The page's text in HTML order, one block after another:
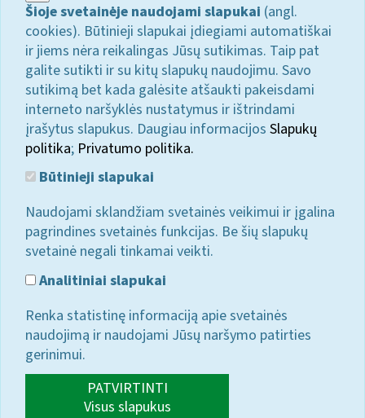
Šioje svetainėje naudojami slapukai (angl.
cookies). Būtinieji slapukai įdiegiami automatiškai
ir jiems nėra reikalingas Jūsų sutikimas. Taip pat
galite sutikti ir su kitų slapukų naudojimu. Savo
sutikimą bet kada galėsite atšaukti pakeisdami
interneto naršyklės nustatymus ir ištrindami
įrašytus slapukus. Daugiau informacijos Slapukų
politika; Privatumo politika.
Būtinieji slapukai
Naudojami sklandžiam svetainės veikimui ir įgalina
pagrindines svetainės funkcijas. Be šių slapukų
svetainė negali tinkamai veikti.
Analitiniai slapukai
Renka statistinę informaciją apie svetainės
naudojimą ir naudojami Jūsų naršymo patirties
gerinimui.
PATVIRTINTI
Visus slapukus